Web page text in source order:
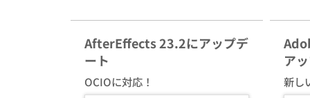
AfterEffects 23.2にアップデ
ート
OCIOに対応！
ア
新し